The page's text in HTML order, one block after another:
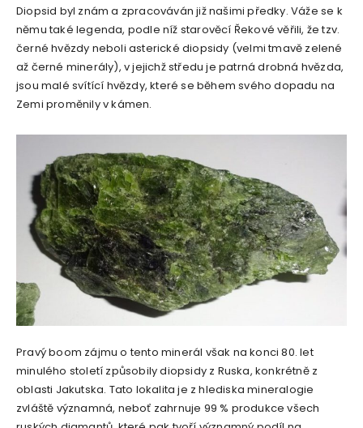
Diopsid byl znám a zpracováván již našimi předky. Váže se k
němu také legenda, podle níž starověcí Řekové věřili, že tzv.
černé hvězdy neboli asterické diopsidy (velmi tmavě zelené
až černé minerály), v jejichž středu je patrná drobná hvězda,
jsou malé svítící hvězdy, které se během svého dopadu na
Zemi proměnily v kámen.
Pravý boom zájmu o tento minerál však na konci 80. let
minulého století způsobily diopsidy z Ruska, konkrétně z
oblasti Jakutska. Tato lokalita je z hlediska mineralogie
zvláště významná, neboť zahrnuje 99 % produkce všech